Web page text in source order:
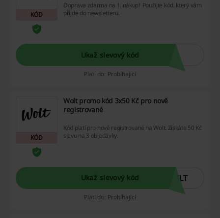
KÓD
Doprava zdarma na 1. nákup! Použijte kód, který vám
přijde do newsletteru.
Ukaž slevový kód
Platí do: Probíhající
KÓD
Wolt promo kód 3x50 Kč pro nově
registrované
Kód platí pro nově registrované na Wolt. Získáte 50 Kč
slevu na 3 objedávky.
Ukaž slevový kód WLT
Platí do: Probíhající